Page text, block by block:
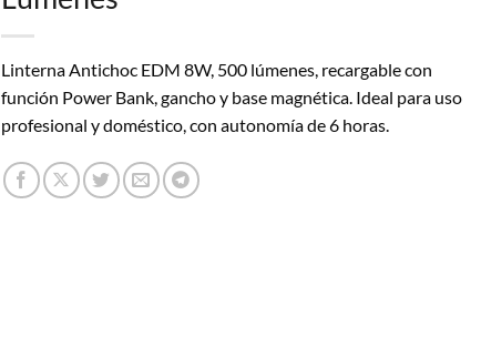
Linterna Antichoc EDM 8W, 500 lúmenes, recargable con
función Power Bank, gancho y base magnética. Ideal para uso
profesional y doméstico, con autonomía de 6 horas.